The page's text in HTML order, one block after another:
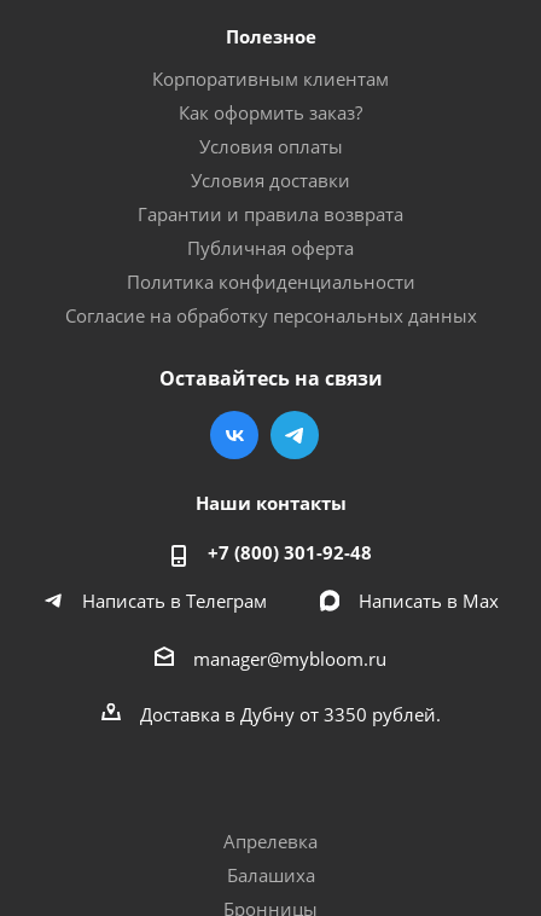
Полезное
Корпоративным клиентам
Как оформить заказ?
Условия оплаты
Условия доставки
Гарантии и правила возврата
Публичная оферта
Политика конфиденциальности
Согласие на обработку персональных данных
Оставайтесь на связи
Наши контакты
+7 (800) 301-92-48
Написать в Телеграм
Написать в Мах
manager@mybloom.ru
Доставка в Дубну от 3350 рублей.
Апрелевка
Балашиха
Бронницы